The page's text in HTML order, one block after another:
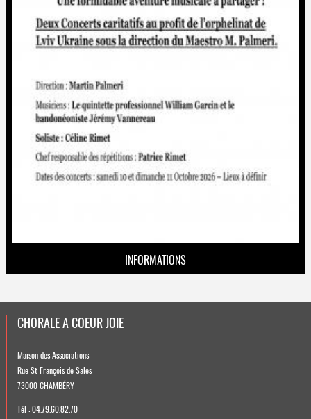
INFORMATIONS
CHORALE A COEUR JOIE
Maison des Associations
Rue St François de Sales
73000 CHAMBÉRY
Tél : 04.79.60.82.70